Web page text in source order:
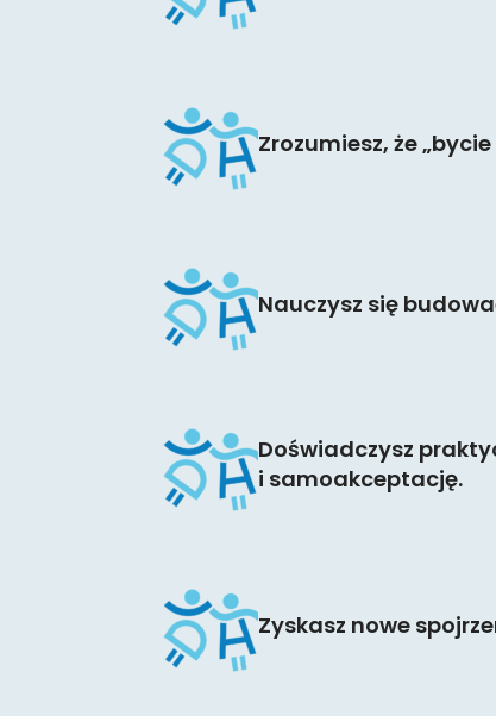
Zrozumiesz, że
Nauczysz się
Doświadczysz
i samoakceptację.
Zyskasz nowe